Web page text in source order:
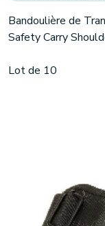
Bandoulière de
Safety Carry
Lot de 10